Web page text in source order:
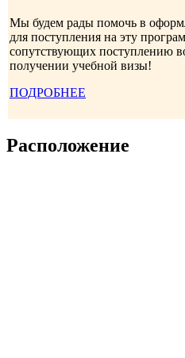
Мы будем рады помочь в
для поступления на эту
сопутствующих поступлению
получении учебной визы!
ПОДРОБНЕЕ
Расположение